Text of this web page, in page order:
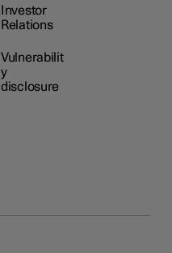
Investor
Relations
Vulnerabilit
y
disclosure